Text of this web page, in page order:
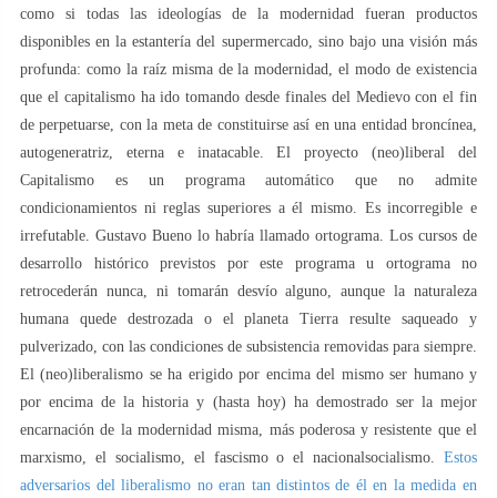
como si todas las ideologías de la modernidad fueran productos
disponibles en la estantería del supermercado, sino bajo una visión más
profunda: como la raíz misma de la modernidad, el modo de existencia
que el capitalismo ha ido tomando desde finales del Medievo con el fin
de perpetuarse, con la meta de constituirse así en una entidad broncínea,
autogeneratriz, eterna e inatacable. El proyecto (neo)liberal del
Capitalismo es un programa automático que no admite
condicionamientos ni reglas superiores a él mismo. Es incorregible e
irrefutable. Gustavo Bueno lo habría llamado ortograma. Los cursos de
desarrollo histórico previstos por este programa u ortograma no
retrocederán nunca, ni tomarán desvío alguno, aunque la naturaleza
humana quede destrozada o el planeta Tierra resulte saqueado y
pulverizado, con las condiciones de subsistencia removidas para siempre.
El (neo)liberalismo se ha erigido por encima del mismo ser humano y
por encima de la historia y (hasta hoy) ha demostrado ser la mejor
encarnación de la modernidad misma, más poderosa y resistente que el
marxismo, el socialismo, el fascismo o el nacionalsocialismo. Estos
adversarios del liberalismo no eran tan distintos de él en la medida en